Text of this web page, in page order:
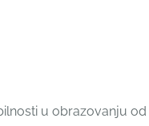
u obrazovanju od